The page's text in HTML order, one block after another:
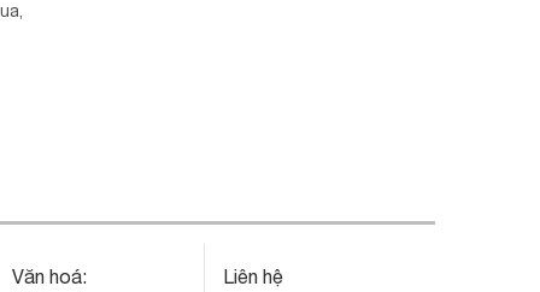
Văn hoá:
Liên hệ